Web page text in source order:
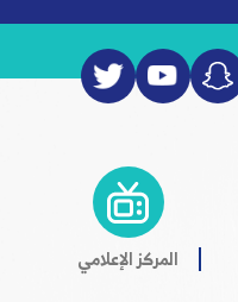
المركز الإعلامي